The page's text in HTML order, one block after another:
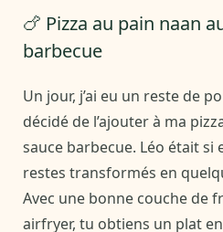
🍗 Pizza au pain naan
barbecue
Un jour, j’ai eu un reste de
décidé de l’ajouter à ma
sauce barbecue. Léo était si
restes transformés en
Avec une bonne couche de
airfryer, tu obtiens un plat